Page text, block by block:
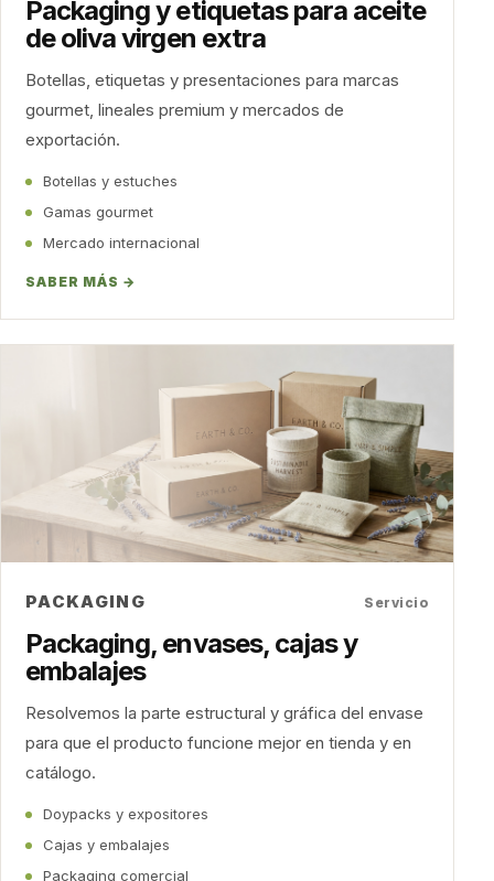
Packaging y etiquetas para aceite
de oliva virgen extra
Botellas, etiquetas y presentaciones para marcas
gourmet, lineales premium y mercados de
exportación.
Botellas y estuches
Gamas gourmet
Mercado internacional
SABER MÁS →
PACKAGING Servicio
Packaging, envases, cajas y
embalajes
Resolvemos la parte estructural y gráfica del envase
para que el producto funcione mejor en tienda y en
catálogo.
Doypacks y expositores
Cajas y embalajes
Packaging comercial